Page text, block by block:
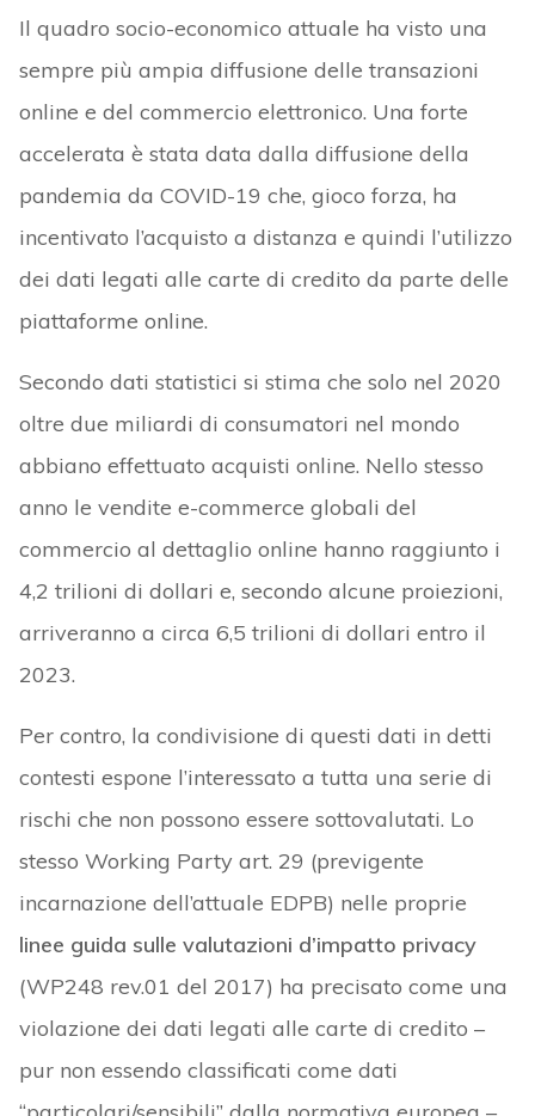
Il quadro socio-economico attuale ha visto una
sempre più ampia diffusione delle transazioni
online e del commercio elettronico. Una forte
accelerata è stata data dalla diffusione della
pandemia da COVID-19 che, gioco forza, ha
incentivato l’acquisto a distanza e quindi l’utilizzo
dei dati legati alle carte di credito da parte delle
piattaforme online.
Secondo dati statistici si stima che solo nel 2020
oltre due miliardi di consumatori nel mondo
abbiano effettuato acquisti online. Nello stesso
anno le vendite e-commerce globali del
commercio al dettaglio online hanno raggiunto i
4,2 trilioni di dollari e, secondo alcune proiezioni,
arriveranno a circa 6,5 trilioni di dollari entro il
2023.
Per contro, la condivisione di questi dati in detti
contesti espone l’interessato a tutta una serie di
rischi che non possono essere sottovalutati. Lo
stesso Working Party art. 29 (previgente
incarnazione dell’attuale EDPB) nelle proprie
linee guida sulle valutazioni d’impatto privacy
(WP248 rev.01 del 2017) ha precisato come una
violazione dei dati legati alle carte di credito –
pur non essendo classificati come dati